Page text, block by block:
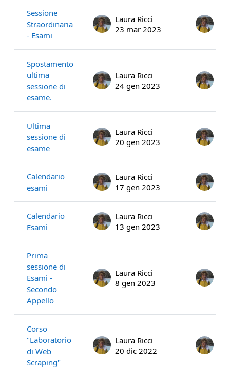
Sessione
Straordinaria
- Esami
Laura Ricci
23 mar 2023
Spostamento
ultima
sessione di
esame.
Laura Ricci
24 gen 2023
Ultima
sessione di
esame
Laura Ricci
20 gen 2023
Calendario
esami
Laura Ricci
17 gen 2023
Calendario
Esami
Laura Ricci
13 gen 2023
Prima
sessione di
Esami -
Secondo
Appello
Laura Ricci
8 gen 2023
Corso
"Laboratorio
di Web
Scraping"
Laura Ricci
20 dic 2022